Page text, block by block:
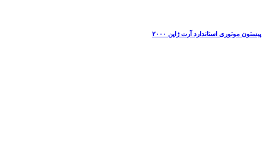
پیستون موتوری استاندارد آرت ژاپن ۲۰۰۰